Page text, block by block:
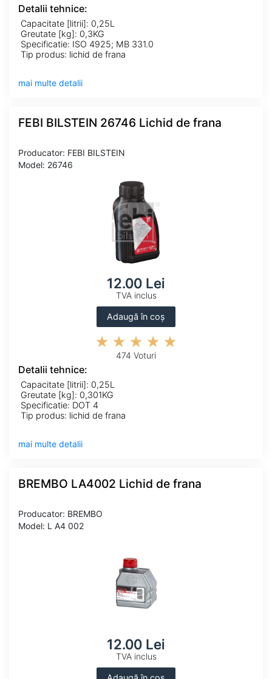
Detalii tehnice:
Capacitate [litrii]: 0,25L
Greutate [kg]: 0,3KG
Specificatie: ISO 4925; MB 331.0
Tip produs: lichid de frana
mai multe detalii
FEBI BILSTEIN 26746 Lichid de frana
Producator: FEBI BILSTEIN
Model: 26746
12.00 Lei
TVA inclus
Adaugă în coș
474 Voturi
Detalii tehnice:
Capacitate [litrii]: 0,25L
Greutate [kg]: 0,301KG
Specificatie: DOT 4
Tip produs: lichid de frana
mai multe detalii
BREMBO LA4002 Lichid de frana
Producator: BREMBO
Model: L A4 002
12.00 Lei
TVA inclus